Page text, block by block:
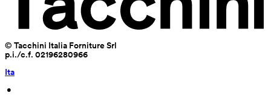
© Tacchini Italia Forniture Srl
p.i./c.f. 02196280966
Ita
•